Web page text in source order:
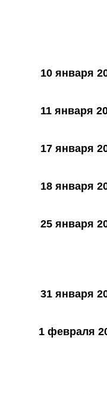
10 января
11 января
17 января
18 января
25 января
31 января
1 февраля